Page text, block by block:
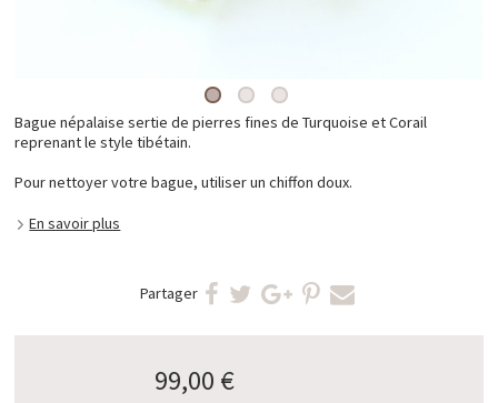
Bague népalaise sertie de pierres fines de Turquoise et Corail
reprenant le style tibétain.
Pour nettoyer votre bague, utiliser un chiffon doux.
En savoir plus
Partager
99,00 €